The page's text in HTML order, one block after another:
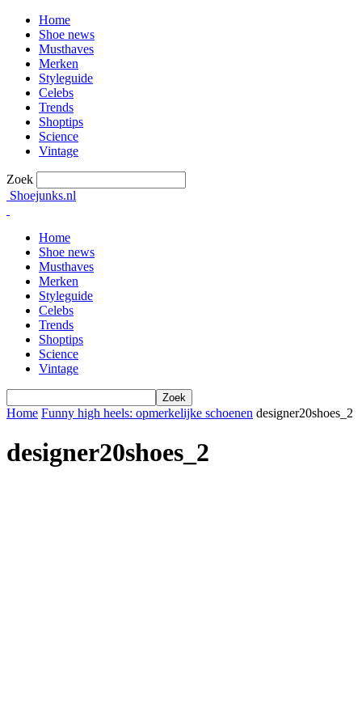
Home
Shoe news
Musthaves
Merken
Styleguide
Celebs
Trends
Shoptips
Science
Vintage
Zoek
Shoejunks.nl
Home
Shoe news
Musthaves
Merken
Styleguide
Celebs
Trends
Shoptips
Science
Vintage
Home Funny high heels: opmerkelijke schoenen designer20shoes_2
designer20shoes_2